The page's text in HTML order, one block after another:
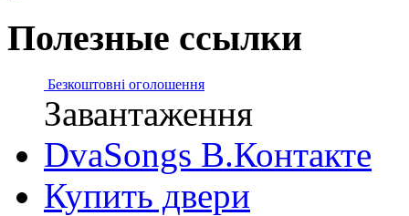
Полезные ссылки
Безкоштовні оголошення
Завантаження
DvaSongs В.Контакте
Купить двери